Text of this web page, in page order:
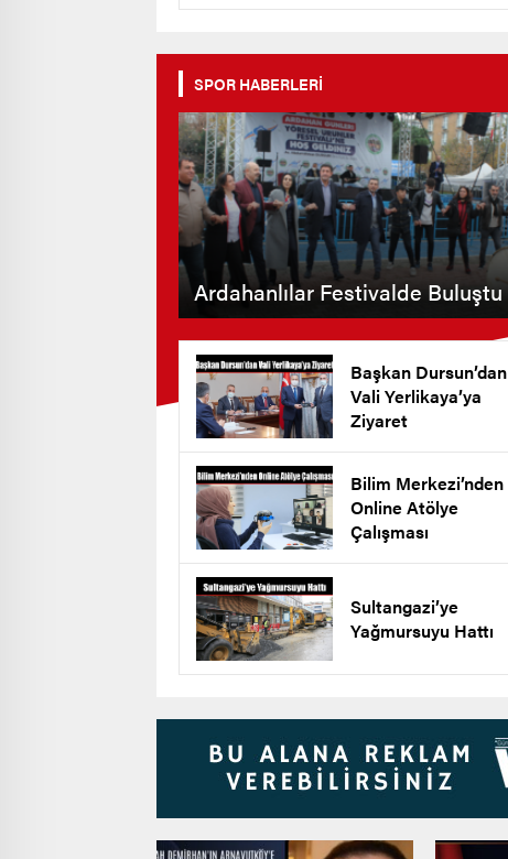
SPOR HABERLERİ
Ardahanlılar Festivalde Buluştu
Başkan Dursun’dan
Vali Yerlikaya’ya
Ziyaret
Bilim Merkezi’nden
Online Atölye
Çalışması
Sultangazi’ye
Yağmursuyu Hattı